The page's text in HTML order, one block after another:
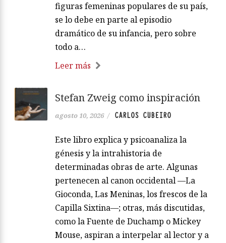
figuras femeninas populares de su país,
se lo debe en parte al episodio
dramático de su infancia, pero sobre
todo a…
Leer más
Stefan Zweig como inspiración
agosto 10, 2026 / CARLOS CUBEIRO
Este libro explica y psicoanaliza la
génesis y la intrahistoria de
determinadas obras de arte. Algunas
pertenecen al canon occidental —La
Gioconda, Las Meninas, los frescos de la
Capilla Sixtina—; otras, más discutidas,
como la Fuente de Duchamp o Mickey
Mouse, aspiran a interpelar al lector y a